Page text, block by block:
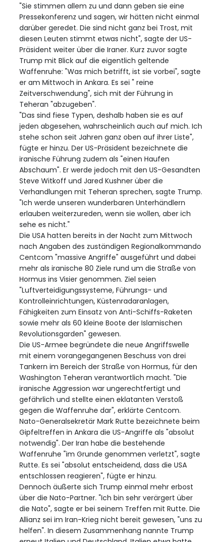
"Sie stimmen allem zu und dann geben sie eine
Pressekonferenz und sagen, wir hätten nicht einmal
darüber geredet. Die sind nicht ganz bei Trost, mit
diesen Leuten stimmt etwas nicht", sagte der US-
Präsident weiter über die Iraner. Kurz zuvor sagte
Trump mit Blick auf die eigentlich geltende
Waffenruhe: "Was mich betrifft, ist sie vorbei", sagte
er am Mittwoch in Ankara. Es sei " reine
Zeitverschwendung", sich mit der Führung in
Teheran "abzugeben".
"Das sind fiese Typen, deshalb haben sie es auf
jeden abgesehen, wahrscheinlich auch auf mich. Ich
stehe schon seit Jahren ganz oben auf ihrer Liste",
fügte er hinzu. Der US-Präsident bezeichnete die
iranische Führung zudem als "einen Haufen
Abschaum". Er werde jedoch mit den US-Gesandten
Steve Witkoff und Jared Kushner über die
Verhandlungen mit Teheran sprechen, sagte Trump.
"Ich werde unseren wunderbaren Unterhändlern
erlauben weiterzureden, wenn sie wollen, aber ich
sehe es nicht."
Die USA hatten bereits in der Nacht zum Mittwoch
nach Angaben des zuständigen Regionalkommando
Centcom "massive Angriffe" ausgeführt und dabei
mehr als iranische 80 Ziele rund um die Straße von
Hormus ins Visier genommen. Ziel seien
"Luftverteidigungssysteme, Führungs- und
Kontrolleinrichtungen, Küstenradaranlagen,
Fähigkeiten zum Einsatz von Anti-Schiffs-Raketen
sowie mehr als 60 kleine Boote der Islamischen
Revolutionsgarden" gewesen.
Die US-Armee begründete die neue Angriffswelle
mit einem vorangegangenen Beschuss von drei
Tankern im Bereich der Straße von Hormus, für den
Washington Teheran verantwortlich macht. "Die
iranische Aggression war ungerechtfertigt und
gefährlich und stellte einen eklatanten Verstoß
gegen die Waffenruhe dar", erklärte Centcom.
Nato-Generalsekretär Mark Rutte bezeichnete beim
Gipfeltreffen in Ankara die US-Angriffe als "absolut
notwendig". Der Iran habe die bestehende
Waffenruhe "im Grunde genommen verletzt", sagte
Rutte. Es sei "absolut entscheidend, dass die USA
entschlossen reagieren", fügte er hinzu.
Dennoch äußerte sich Trump einmal mehr erbost
über die Nato-Partner. "Ich bin sehr verärgert über
die Nato", sagte er bei seinem Treffen mit Rutte. Die
Allianz sei im Iran-Krieg nicht bereit gewesen, "uns zu
helfen". In diesem Zusammenhang nannte Trump